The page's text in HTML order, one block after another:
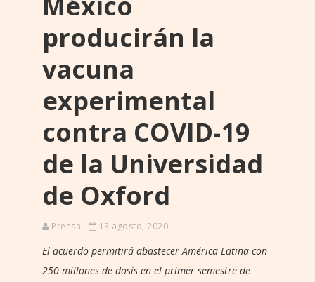
producirán la
vacuna
experimental
contra COVID-19
de la Universidad
de Oxford
Prensa 13 agosto, 2020
El acuerdo permitirá abastecer América Latina con
250 millones de dosis en el primer semestre de